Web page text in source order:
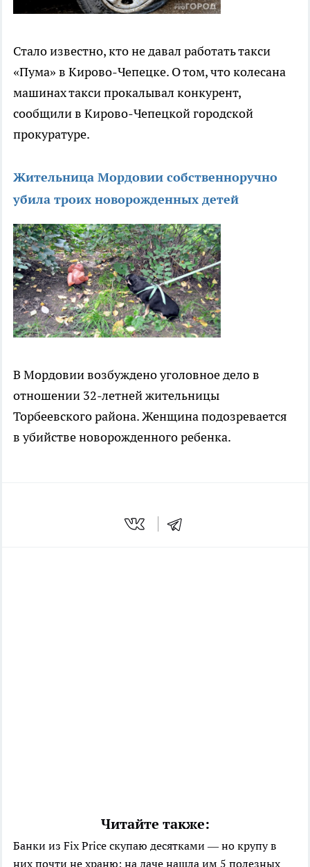
Стало известно, кто не давал работать такси
«Пума» в Кирово-Чепецке. О том, что колесана
машинах такси прокалывал конкурент,
сообщили в Кирово-Чепецкой городской
прокуратуре.
Жительница Мордовии собственноручно
убила троих новорожденных детей
В Мордовии возбуждено уголовное дело в
отношении 32-летней жительницы
Торбеевского района. Женщина подозревается
в убийстве новорожденного ребенка.
Читайте также:
Банки из Fix Price скупаю десятками — но крупу в
них почти не храню: на даче нашла им 5 полезных